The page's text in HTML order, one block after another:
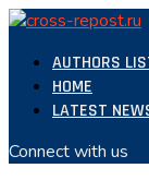
AUTHORS
HOME
LATEST
Connect with us